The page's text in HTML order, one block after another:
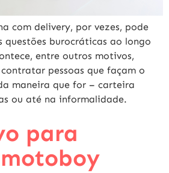
com delivery, por vezes, pode
questões burocráticas ao longo
entre outros motivos,
pessoas que façam o
maneira que for – carteira
ou até na informalidade.
para